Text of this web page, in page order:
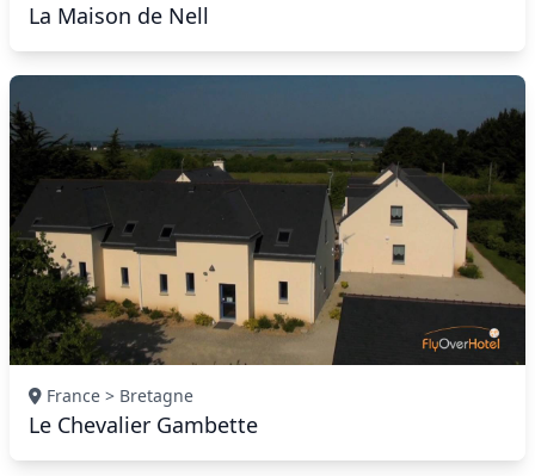
La Maison de Nell
France > Bretagne
Le Chevalier Gambette